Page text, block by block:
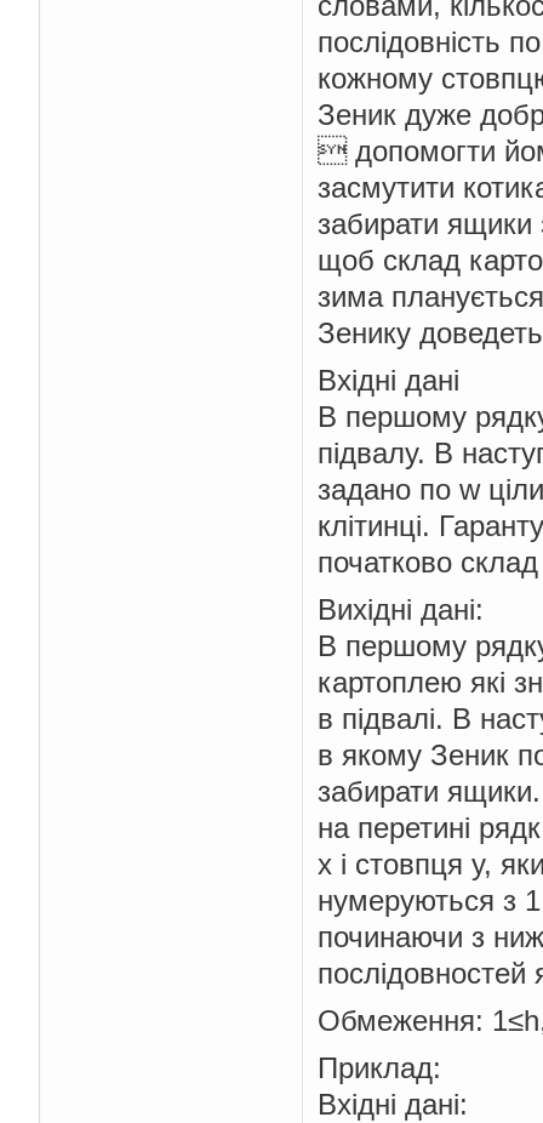
послiдовнiсть
кожному
Зеник дуже
 допомогти
засмутити
забирати ящики
щоб склад
зима
Зенику
Вхiднi данi
В першому
пiдвалу. В
задано по w
клiтинцi.
початково
Вихiднi данi:
В першому
картоплею якi
в пiдвалi. В
в якому Зеник
забирати
на перетинi
x i стовпця y,
нумеруються з
починаючи з
послiдовностей
Обмеження:
Приклад:
Вхідні